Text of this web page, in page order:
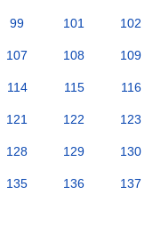
99 101 102
107 108 109
114 115 116
121 122 123
128 129 130
135 136 137